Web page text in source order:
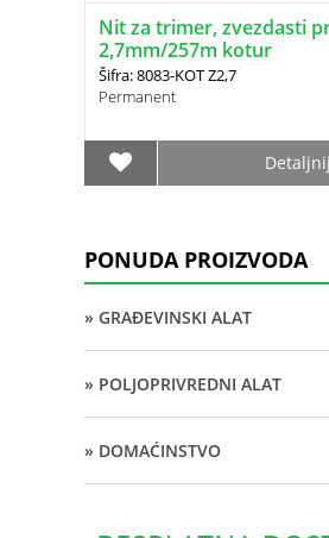
Nit za trimer, zvezdasti
2,7mm/257m kotur
Šifra: 8083-KOT Z2,7
Permanent
PONUDA PROIZVODA
» GRAĐEVINSKI ALAT
» POLJOPRIVREDNI ALAT
» DOMAĆINSTVO